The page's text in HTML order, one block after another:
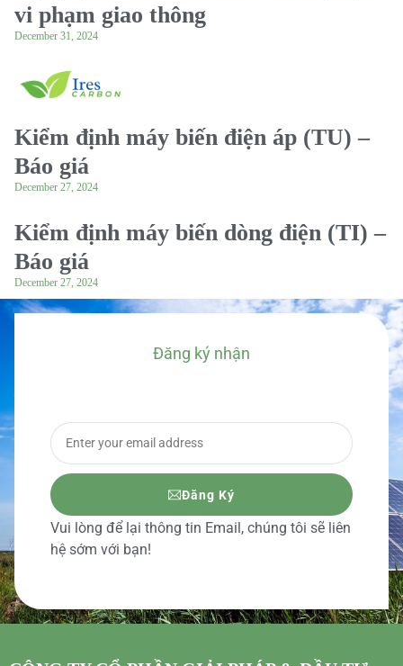
vi phạm giao thông
December 31, 2024
Kiểm định máy biến điện áp (TU) –
Báo giá
December 27, 2024
Kiểm định máy biến dòng điện (TI) –
Báo giá
December 27, 2024
Đăng ký nhận
Đăng Ký
Vui lòng để lại thông tin Email, chúng tôi sẽ liên
hệ sớm với bạn!